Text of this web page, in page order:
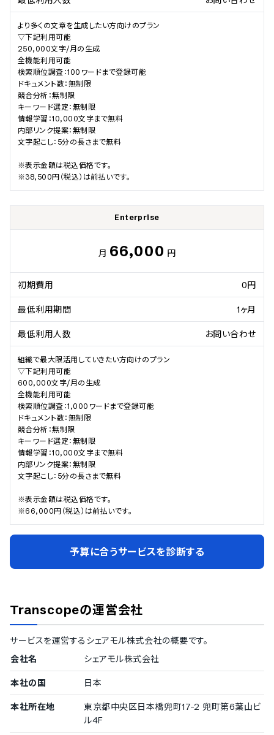
より多くの文章を生成したい方向けのプラン
▽下記利用可能
250,000文字/月の生成
全機能利用可能
検索順位調査：100ワードまで登録可能
ドキュメント数：無制限
競合分析：無制限
キーワード選定：無制限
情報学習：10,000文字まで無料
内部リンク提案：無制限
文字起こし：5分の長さまで無料
※表示金額は税込価格です。
※38,500円（税込）は前払いです。
Enterprise
月 66,000 円
初期費用 0円
最低利用期間 1ヶ月
最低利用人数 お問い合わせ
組織で最大限活用していきたい方向けのプラン
▽下記利用可能
600,000文字/月の生成
全機能利用可能
検索順位調査：1,000ワードまで登録可能
ドキュメント数：無制限
競合分析：無制限
キーワード選定：無制限
情報学習：10,000文字まで無料
内部リンク提案：無制限
文字起こし：5分の長さまで無料
※表示金額は税込価格です。
※66,000円（税込）は前払いです。
予算に合うサービスを診断する
Transcopeの運営会社
サービスを運営する シェアモル株式会社の概要です。
会社名
シェアモル株式会社
本社の国 日本
本社所在地
東京都中央区日本橋兜町17-2 兜町第6葉山ビ
ル4F